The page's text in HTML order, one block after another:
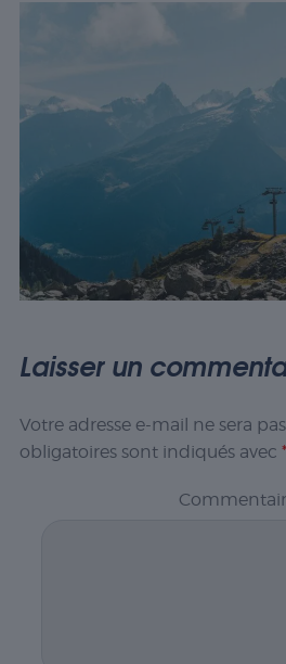
Laisser un
Votre adresse e-mail ne sera
obligatoires sont indiqués avec *